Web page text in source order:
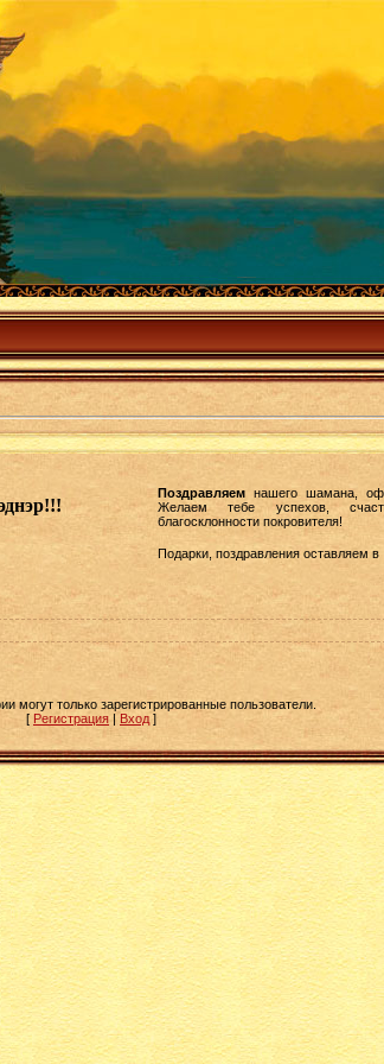
Поздравляем нашего шамана,
Желаем тебе успехов,
благосклонности покровителя!
Подарки, поздравления оставляем в
могут только зарегистрированные пользователи.
[ Регистрация | Вход ]